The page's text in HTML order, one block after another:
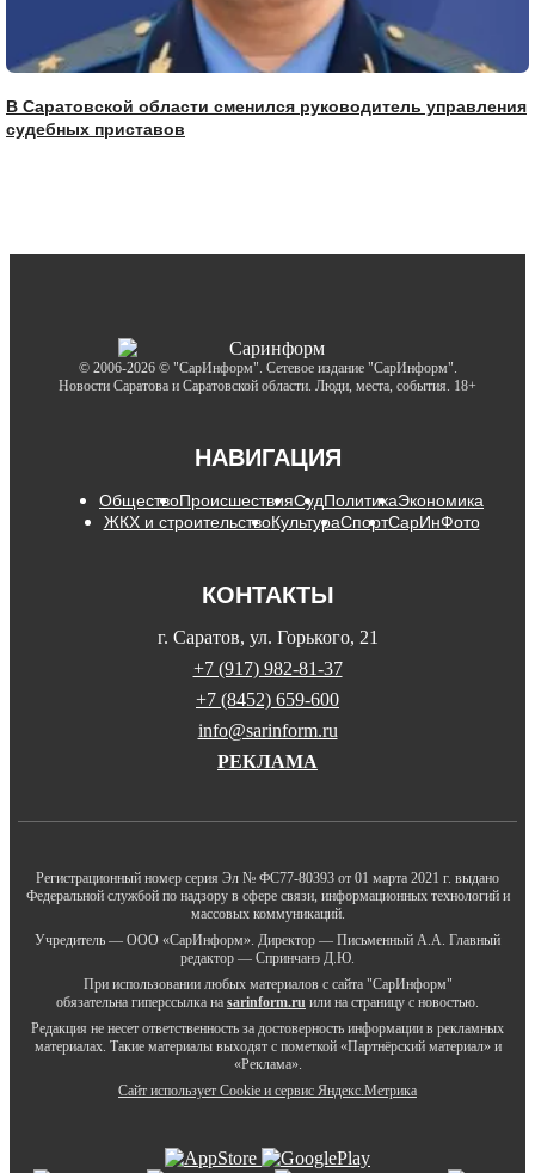
В Саратовской области сменился руководитель управления
судебных приставов
© 2006-2026 © "СарИнформ". Сетевое издание "СарИнформ".
Новости Саратова и Саратовской области. Люди, места, события. 18+
НАВИГАЦИЯ
ОбществоПроисшествияСудПолитикаЭкономика
ЖКХ и строительствоКультураСпортСарИнФото
КОНТАКТЫ
г. Саратов, ул. Горького, 21
+7 (917) 982-81-37
+7 (8452) 659-600
info@sarinform.ru
РЕКЛАМА
Регистрационный номер серия Эл № ФС77-80393 от 01 марта 2021 г. выдано
Федеральной службой по надзору в сфере связи, информационных технологий и
массовых коммуникаций.
Учредитель — ООО «СарИнформ». Директор — Письменный А.А. Главный
редактор — Спринчанэ Д.Ю.
При использовании любых материалов с сайта "СарИнформ"
обязательна гиперссылка на sarinform.ru или на страницу с новостью.
Редакция не несет ответственность за достоверность информации в рекламных
материалах. Такие материалы выходят с пометкой «Партнёрский материал» и
«Реклама».
Сайт использует Cookie и сервиc Яндекс.Метрика